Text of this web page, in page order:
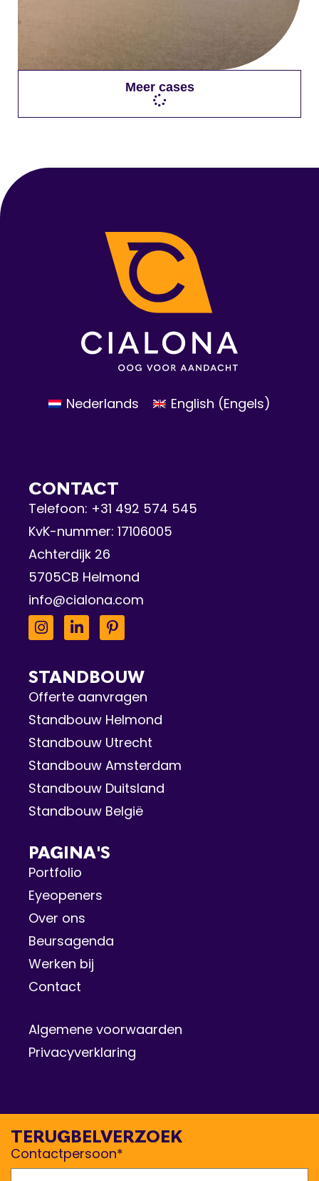
Meer cases
Nederlands English (Engels)
CONTACT
Telefoon: +31 492 574 545
KvK-nummer: 17106005
Achterdijk 26
5705CB Helmond
info@cialona.com
STANDBOUW
Offerte aanvragen
Standbouw Helmond
Standbouw Utrecht
Standbouw Amsterdam
Standbouw Duitsland
Standbouw België
PAGINA'S
Portfolio
Eyeopeners
Over ons
Beursagenda
Werken bij
Contact
Algemene voorwaarden
Privacyverklaring
TERUGBELVERZOEK
Contactpersoon*